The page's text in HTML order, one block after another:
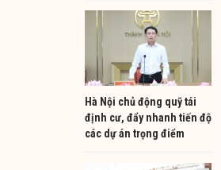
Hà Nội chủ động quỹ tái
định cư, đẩy nhanh tiến độ
các dự án trọng điểm